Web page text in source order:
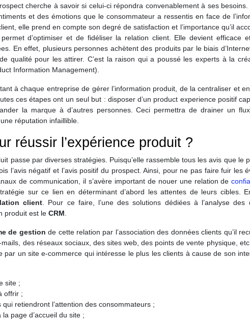
cherche à savoir si celui-ci répondra convenablement à ses besoins.
et des émotions que le consommateur a ressentis en face de
elle prend en compte son degré de satisfaction et l’importance qu’il
d’optimiser et de fidéliser la relation client. Elle devient efficace
En effet, plusieurs personnes achètent des produits par le biais
qualité pour les attirer. C’est la raison qui a poussé les experts à la
Information Management).
à chaque entreprise de gérer l’information produit, de la centraliser et
ces étapes ont un seul but : disposer d’un product experience positif
la marque à d’autres personnes. Ceci permettra de drainer un
réputation infaillible.
réussir l’expérience produit ?
passe par diverses stratégies. Puisqu’elle rassemble tous les avis que le
l’avis négatif et l’avis positif du prospect. Ainsi, pour ne pas faire fuir les
de communication, il s’avère important de nouer une relation de
sur ce lien en déterminant d’abord les attentes de leurs cibles.
client. Pour ce faire, l’une des solutions dédiées à l’analyse des
produit est le CRM.
de gestionde cette relation par l’association des données clients qu’il
des réseaux sociaux, des sites web, des points de vente physique,
par un site e-commerce qui intéresse le plus les clients à cause de son
site ;
offrir ;
retiendront l’attention des consommateurs ;
la page d’accueil du site ;